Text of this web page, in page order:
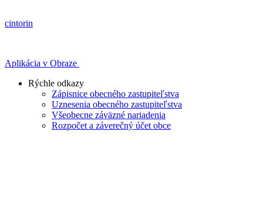
cintorin
Aplikácia v Obraze
Rýchle odkazy
Zápisnice obecného zastupiteľstva
Uznesenia obecného zastupiteľstva
Všeobecne záväzné nariadenia
Rozpočet a záverečný účet obce